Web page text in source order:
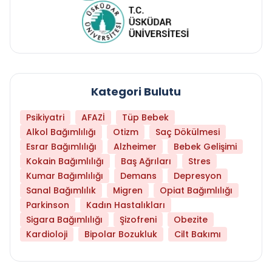
Kategori Bulutu
Psikiyatri AFAZİ
Tüp Bebek
Alkol Bağımlılığı
Otizm
Saç Dökülmesi
Esrar Bağımlılığı
Alzheimer
Bebek Gelişimi
Kokain Bağımlılığı
Baş Ağrıları
Stres
Kumar Bağımlılığı
Demans
Depresyon
Sanal Bağımlılık
Migren
Opiat Bağımlılığı
Parkinson
Kadın Hastalıkları
Sigara Bağımlılığı
Şizofreni
Obezite
Kardioloji
Bipolar Bozukluk Cilt Bakımı